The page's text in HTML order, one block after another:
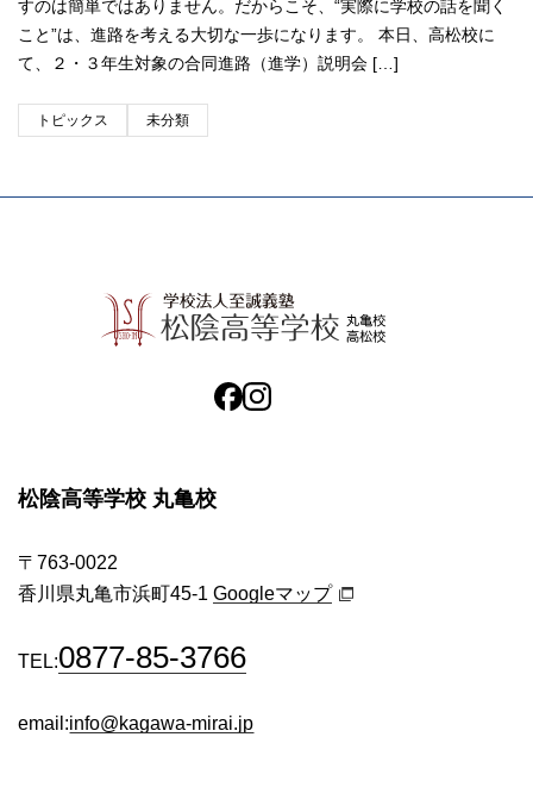
すのは簡単ではありません。だからこそ、“実際に学校の話を聞く
こと”は、進路を考える大切な一歩になります。 本日、高松校に
て、２・３年生対象の合同進路（進学）説明会 […]
トピックス 未分類
松陰高等学校 丸亀校
〒763-0022
香川県丸亀市浜町45-1 Googleマップ
TEL:0877-85-3766
email:info@kagawa-mirai.jp